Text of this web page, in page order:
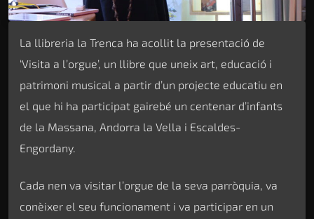
La llibreria la Trenca ha acollit la presentació de
‘Visita a l’orgue’, un llibre que uneix art, educació i
patrimoni musical a partir d’un projecte educatiu en
el que hi ha participat gairebé un centenar d’infants
de la Massana, Andorra la Vella i Escaldes-
Engordany.
Cada nen va visitar l’orgue de la seva parròquia, va
conèixer el seu funcionament i va participar en un